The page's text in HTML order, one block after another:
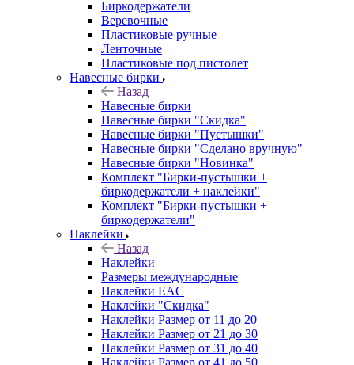
Биркодержатели
Веревочные
Пластиковые ручные
Ленточные
Пластиковые под пистолет
Навесные бирки
Назад
Навесные бирки
Навесные бирки "Скидка"
Навесные бирки "Пустышки"
Навесные бирки "Сделано вручную"
Навесные бирки "Новинка"
Комплект "Бирки-пустышки +
биркодержатели + наклейки"
Комплект "Бирки-пустышки +
биркодержатели"
Наклейки
Назад
Наклейки
Размеры международные
Наклейки EAC
Наклейки "Скидка"
Наклейки Размер от 11 до 20
Наклейки Размер от 21 до 30
Наклейки Размер от 31 до 40
Наклейки Размер от 41 до 50